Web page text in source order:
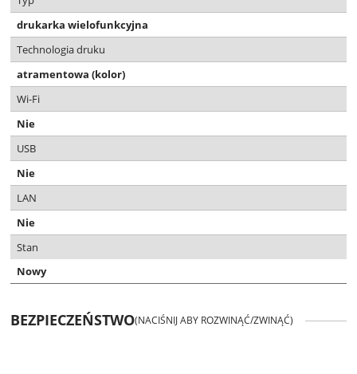
drukarka wielofunkcyjna
Technologia druku
atramentowa (kolor)
Wi-Fi
Nie
USB
Nie
LAN
Nie
Stan
Nowy
BEZPIECZEŃSTWO(NACIŚNIJ ABY ROZWINĄĆ/ZWINĄĆ)